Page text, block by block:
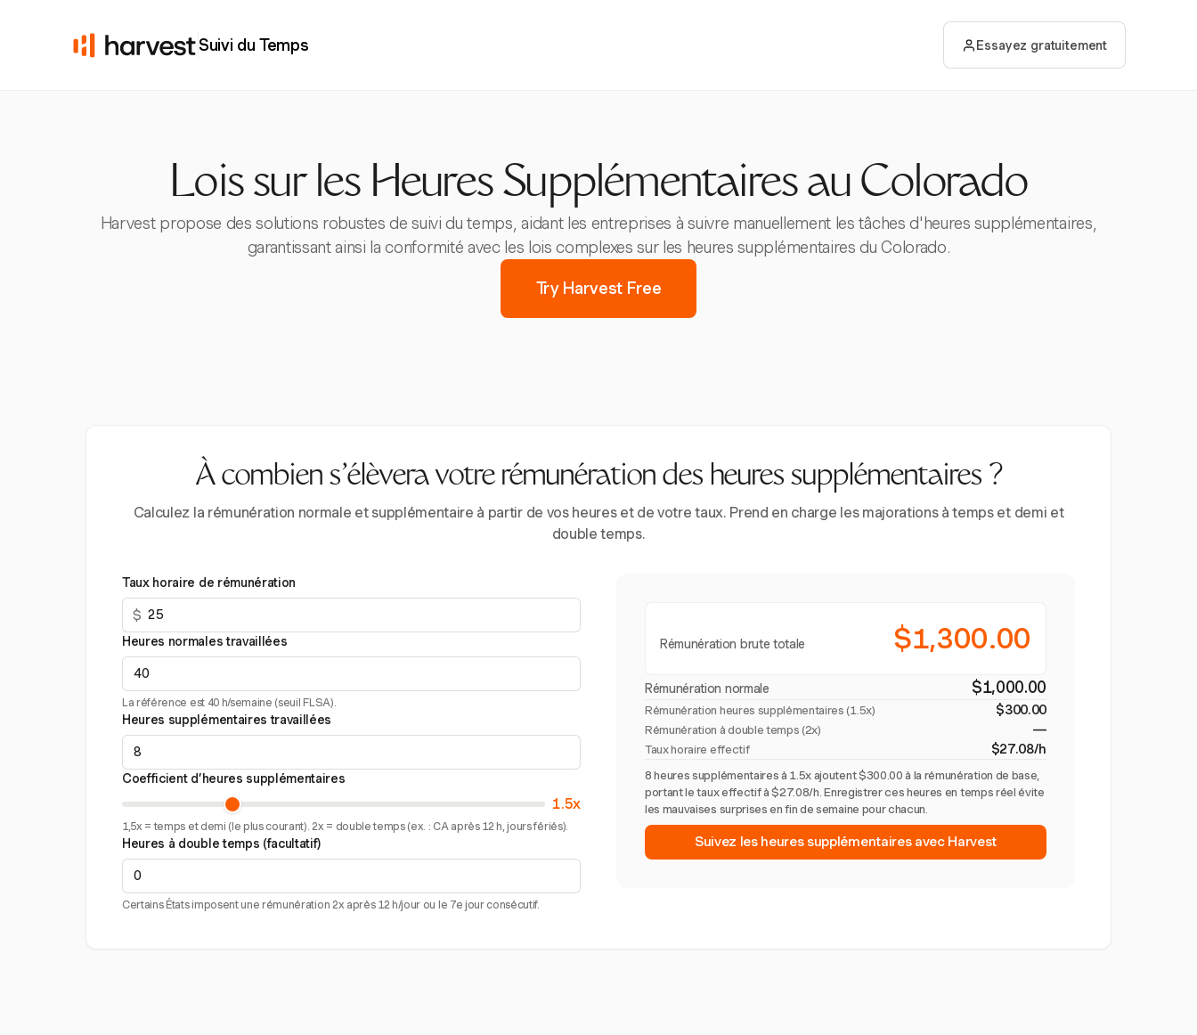
Suivi du Temps Essayez gratuitement
Lois sur les Heures Supplémentaires au Colorado
Harvest propose des solutions robustes de suivi du temps, aidant les entreprises à suivre manuellement les tâches d'heures supplémentaires,
garantissant ainsi la conformité avec les lois complexes sur les heures supplémentaires du Colorado.
Try Harvest Free
À combien s’élèvera votre rémunération des heures supplémentaires ?
Calculez la rémunération normale et supplémentaire à partir de vos heures et de votre taux. Prend en charge les majorations à temps et demi et
double temps.
Taux horaire de rémunération
$
Heures normales travaillées
La référence est 40 h/semaine (seuil FLSA).
Heures supplémentaires travaillées
Coefficient d’heures supplémentaires
1.5x
1,5x = temps et demi (le plus courant). 2x = double temps (ex. : CA après 12 h, jours fériés).
Heures à double temps (facultatif)
Certains États imposent une rémunération 2x après 12 h/jour ou le 7e jour consécutif.
Rémunération brute totale $1,300.00
Rémunération normale $1,000.00
Rémunération heures supplémentaires (1.5x) $300.00
Rémunération à double temps (2x) —
Taux horaire effectif $27.08/h
8 heures supplémentaires à 1.5x ajoutent $300.00 à la rémunération de base,
portant le taux effectif à $27.08/h. Enregistrer ces heures en temps réel évite
les mauvaises surprises en fin de semaine pour chacun.
Suivez les heures supplémentaires avec Harvest